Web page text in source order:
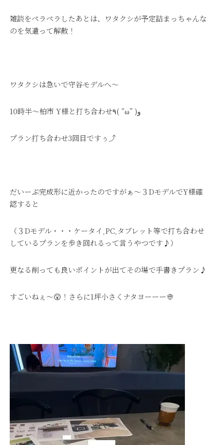
雑談をペラペラしたあとは、ワタクシが予定詰まっちゃんな
のを気遣って解散！
ワタクシは急いで守谷モデルへ～
10時半～柏市 Y様と打ち合わせ٩( ”ω” )و
プラン打ち合わせ3回目ですぅ⤴
だいーぶ完成形に近かったのですがぁ～３DモデルでY様確
認すると
（３Dモデル・・・ケータイ,PC,タブレット等で打ち合わせ
しているプランを歩き回れるって言うやつです♪）
更なる削っても良いポイントが出てその場で手書きプラン♪
すごいねぇ～😲！さらに1坪小さくナタヨーーー👳